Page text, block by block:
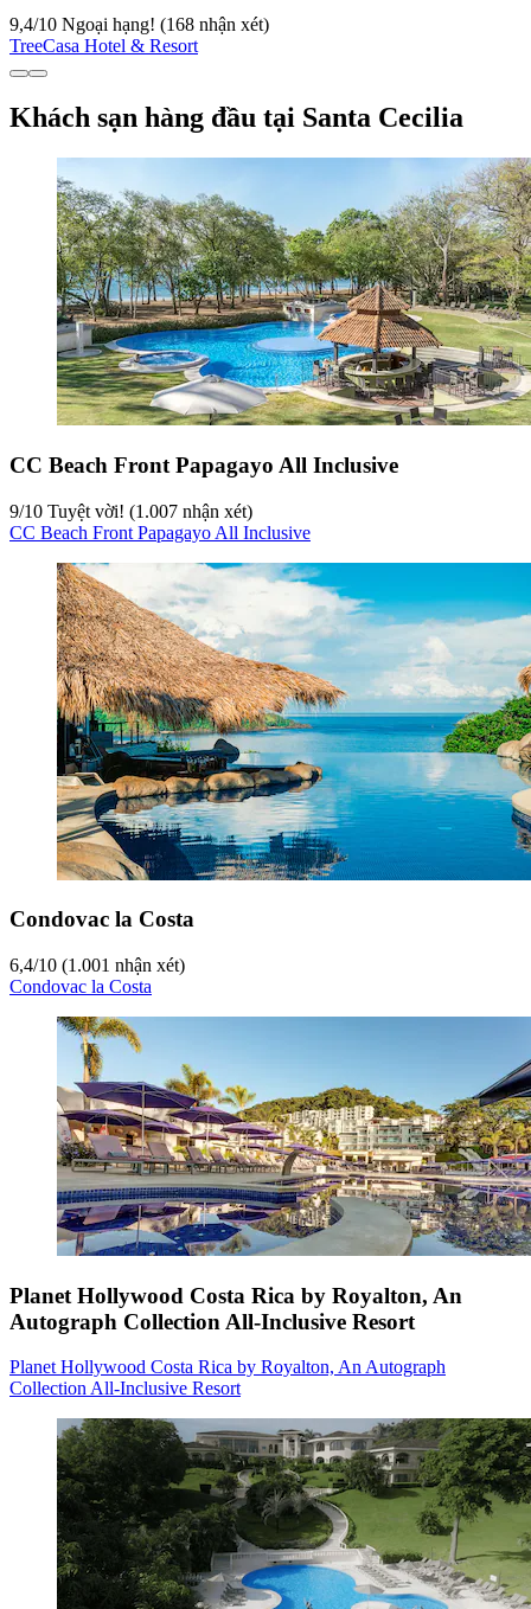
9,4/10 Ngoại hạng! (168 nhận xét)
TreeCasa Hotel & Resort
Khách sạn hàng đầu tại Santa Cecilia
CC Beach Front Papagayo All Inclusive
9/10 Tuyệt vời! (1.007 nhận xét)
CC Beach Front Papagayo All Inclusive
Condovac la Costa
6,4/10 (1.001 nhận xét)
Condovac la Costa
Planet Hollywood Costa Rica by Royalton, An
Autograph Collection All-Inclusive Resort
Planet Hollywood Costa Rica by Royalton, An Autograph
Collection All-Inclusive Resort